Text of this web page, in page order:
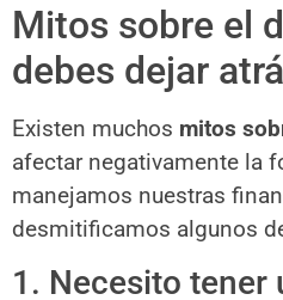
Mitos sobre el
debes dejar
Existen muchos mitos
afectar negativamente la
manejamos nuestras
desmitificamos algunos
1. Necesito tener